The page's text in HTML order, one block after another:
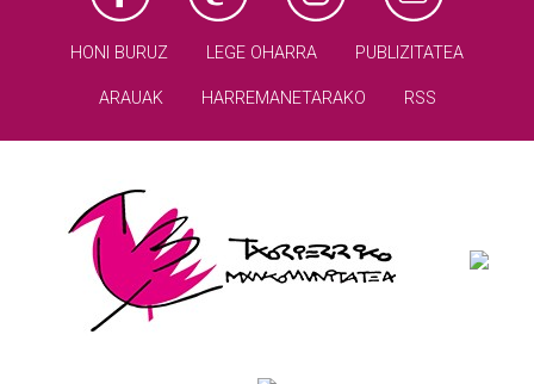
HONI BURUZ LEGE OHARRA PUBLIZITATEA
ARAUAK HARREMANETARAKO RSS